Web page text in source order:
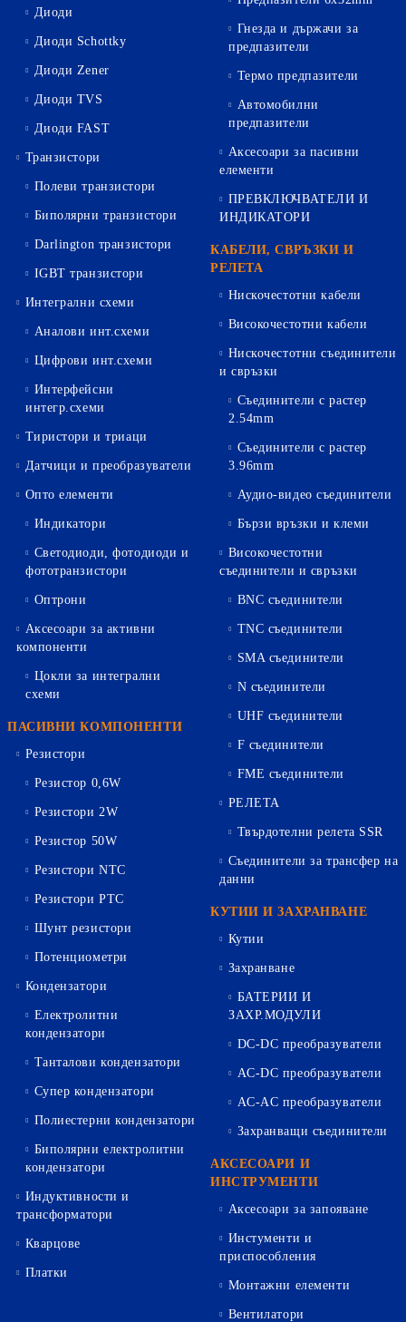
Диоди
Диоди Schottky
Диоди Zener
Диоди TVS
Диоди FAST
Транзистори
Полеви транзистори
Биполярни транзистори
Darlington транзистори
IGBT транзистори
Интегрални схеми
Аналови инт.схеми
Цифрови инт.схеми
Интерфейсни
интегр.схеми
Тиристори и триаци
Датчици и преобразуватели
Опто елементи
Индикатори
Светодиоди, фотодиоди и
фототранзистори
Оптрони
Аксесоари за активни
компоненти
Цокли за интегрални
схеми
ПАСИВНИ КОМПОНЕНТИ
Резистори
Резистор 0,6W
Резистори 2W
Резистор 50W
Резистори NTC
Резистори PTC
Шунт резистори
Потенциометри
Кондензатори
Електролитни
кондензатори
Танталови кондензатори
Супер кондензатори
Полиестерни кондензатори
Биполярни електролитни
кондензатори
Индуктивности и
трансформатори
Кварцове
Платки
Гнезда и държачи за
предпазители
Термо предпазители
Автомобилни
предпазители
Аксесоари за пасивни
елементи
ПРЕВКЛЮЧВАТЕЛИ И
ИНДИКАТОРИ
КАБЕЛИ, СВРЪЗКИ И
РЕЛЕТА
Нискочестотни кабели
Високочестотни кабели
Нискочестотни съединители
и свръзки
Съединители с растер
2.54mm
Съединители с растер
3.96mm
Аудио-видео съединители
Бързи връзки и клеми
Високочестотни
съединители и свръзки
BNC съединители
TNC съединители
SMA съединители
N съединители
UHF съединители
F съединители
FME съединители
РЕЛЕТА
Твърдотелни релета SSR
Съединители за трансфер на
данни
КУТИИ И ЗАХРАНВАНЕ
Кутии
Захранване
БАТЕРИИ И
ЗАХР.МОДУЛИ
DC-DC преобразуватели
AC-DC преобразуватели
AC-AC преобразуватели
Захранващи съединители
АКСЕСОАРИ И
ИНСТРУМЕНТИ
Аксесоари за запояване
Инстументи и
приспособления
Монтажни елементи
Вентилатори